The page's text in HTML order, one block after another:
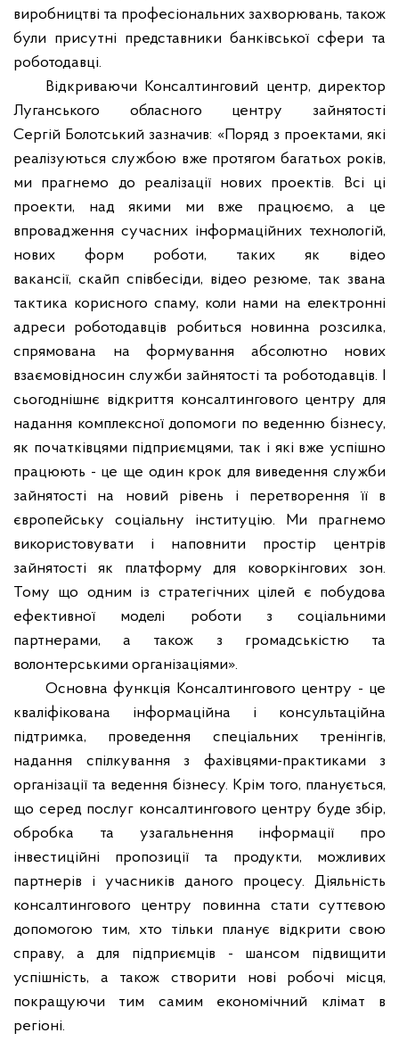
виробництві та професіональних захворювань, також
були присутні представники банківської сфери та
роботодавці.
Відкриваючи Консалтинговий центр, директор
Луганського обласного центру зайнятості
Сергій Болотський зазначив: «Поряд з проектами, які
реалізуються службою вже протягом багатьох років,
ми прагнемо до реалізації нових проектів. Всі ці
проекти, над якими ми вже працюємо, а це
впровадження сучасних інформаційних технологій,
нових форм роботи, таких як відео
вакансії, скайп співбесіди, відео резюме, так звана
тактика корисного спаму, коли нами на електронні
адреси роботодавців робиться
новинна
розсилка,
спрямована на формування абсолютно нових
взаємовідносин служби зайнятості та роботодавців. І
сьогоднішнє відкриття консалтингового центру для
надання комплексної допомоги по веденню бізнесу,
як початківцями підприємцями, так і які вже успішно
працюють - це ще один крок для виведення служби
зайнятості на новий рівень і перетворення її в
європейську соціальну інституцію. Ми прагнемо
використовувати і наповнити простір центрів
зайнятості як платформу для
коворкінгових
зон.
Тому що одним із стратегічних цілей є побудова
ефективної моделі роботи з соціальними
партнерами, а також з громадськістю та
волонтерськими організаціями».
Основна функція Консалтингового центру - це
кваліфікована інформаційна і консультаційна
підтримка, проведення спеціальних тренінгів,
надання спілкування з фахівцями-практиками з
організації та ведення бізнесу. Крім того, планується,
що серед послуг консалтингового центру буде збір,
обробка та узагальнення інформації про
інвестиційні пропозиції та продукти, можливих
партнерів і учасників даного процесу. Діяльність
консалтингового центру повинна стати суттєвою
допомогою тим, хто тільки планує відкрити свою
справу, а для підприємців - шансом підвищити
успішність, а також створити нові робочі місця,
покращуючи тим самим економічний клімат в
регіоні.